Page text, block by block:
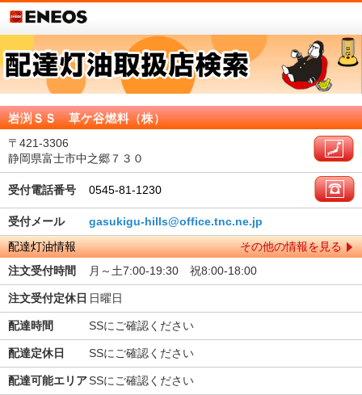
岩渕ＳＳ 草ケ谷燃料（株）
〒421-3306
静岡県富士市中之郷７３０
受付電話番号 0545-81-1230
受付メール
gasukigu-hills@office.tnc.ne.jp
配達灯油情報
その他の情報を見る
注文受付時間
月～土7:00-19:30 祝8:00-18:00
注文受付定休日 日曜日
配達時間 SSにご確認ください
配達定休日 SSにご確認ください
配達可能エリアSSにご確認ください